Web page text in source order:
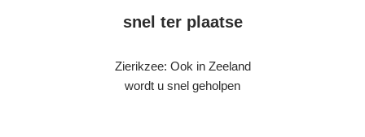
snel ter plaatse
Zierikzee: Ook in Zeeland
wordt u snel geholpen